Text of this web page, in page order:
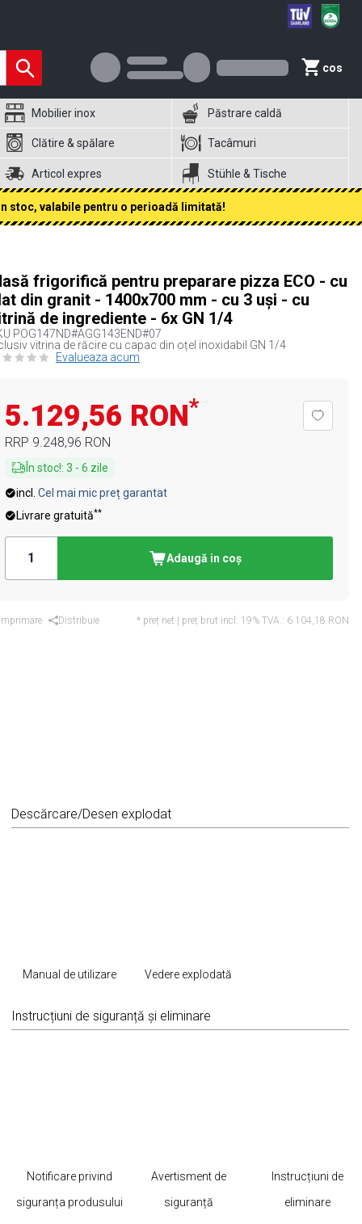
cos
Mobilier inox Păstrare caldă
Clătire & spălare Tacâmuri
Articol expres Stühle & Tische
stoc, valabile pentru o perioadă limitată!
frigorifică pentru preparare pizza ECO - cu
din granit - 1400x700 mm - cu 3 uși - cu
de ingrediente - 6x GN 1/4
POG147ND#AGG143END#07
vitrina de răcire cu capac din oțel inoxidabil GN 1/4
Evalueaza acum
5.129,56 RON*
RRP 9.248,96 RON
În stoc!: 3 - 6 zile
incl. Cel mai mic preț garantat
Livrare gratuită**
Adaugă in coş
Distribuie * preț net | preț brut incl. 19% TVA.: 6.104,18 RON
Descărcare/Desen explodat
Manual de utilizare Vedere explodată
Instrucțiuni de siguranță și eliminare
Notificare privind
siguranța produsului
Avertisment de
siguranță
Instrucțiuni de
eliminare